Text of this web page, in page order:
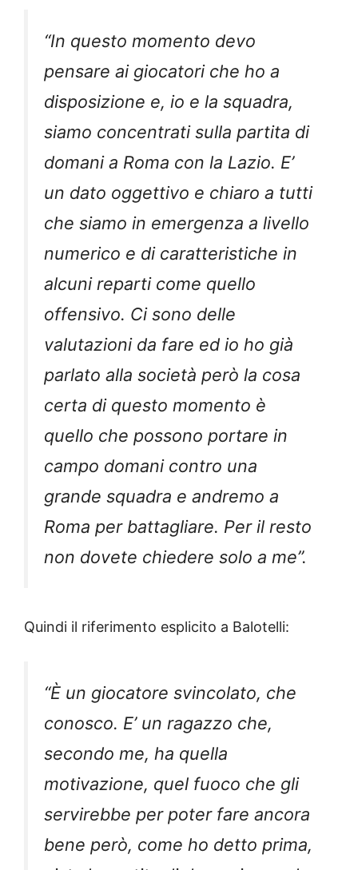
“In questo momento devo
pensare ai giocatori che ho a
disposizione e, io e la squadra,
siamo concentrati sulla partita di
domani a Roma con la Lazio. E’
un dato oggettivo e chiaro a tutti
che siamo in emergenza a livello
numerico e di caratteristiche in
alcuni reparti come quello
offensivo. Ci sono delle
valutazioni da fare ed io ho già
parlato alla società però la cosa
certa di questo momento è
quello che possono portare in
campo domani contro una
grande squadra e andremo a
Roma per battagliare. Per il resto
non dovete chiedere solo a me”.
Quindi il riferimento esplicito a Balotelli:
“È un giocatore svincolato, che
conosco. E’ un ragazzo che,
secondo me, ha quella
motivazione, quel fuoco che gli
servirebbe per poter fare ancora
bene però, come ho detto prima,